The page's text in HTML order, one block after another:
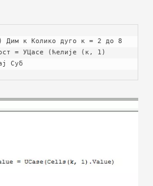
Дим к Колико дуго к = 2 до 8
= УЦасе (ћелије (к, 1)
Суб